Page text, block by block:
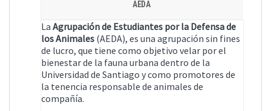
AEDA
La Agrupación de Estudiantes por la Defensa de
los Animales (AEDA), es una agrupación sin fines
de lucro, que tiene como objetivo velar por el
bienestar de la fauna urbana dentro de la
Universidad de Santiago y como promotores de
la tenencia responsable de animales de
compañía.